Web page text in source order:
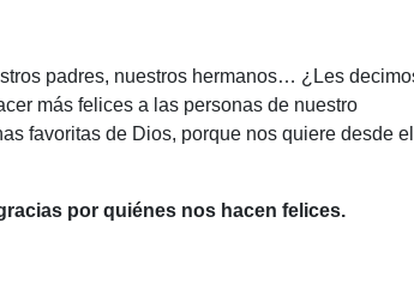
padres, nuestros hermanos… ¿Les
más felices a las personas de nuestro
favoritas de Dios, porque nos quiere desde el
por quiénes nos hacen felices.